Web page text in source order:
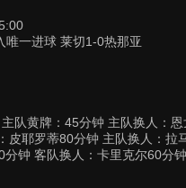
唯一进球 莱切1-0热那亚
队黄牌：45分钟 主队换人：
皮耶罗蒂80分钟 主队换人：拉
钟 客队换人：卡里克尔60分